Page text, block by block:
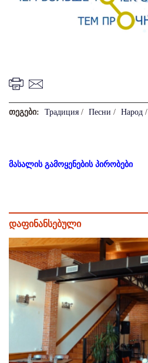
თეგები: Традиция / Песни / Народ /
მასალის გამოყენების პირობები
დაფინანსებული